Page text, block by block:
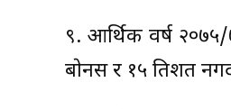
९. आर्थिक वर्ष
बाेनस र १५ प्रतिशत